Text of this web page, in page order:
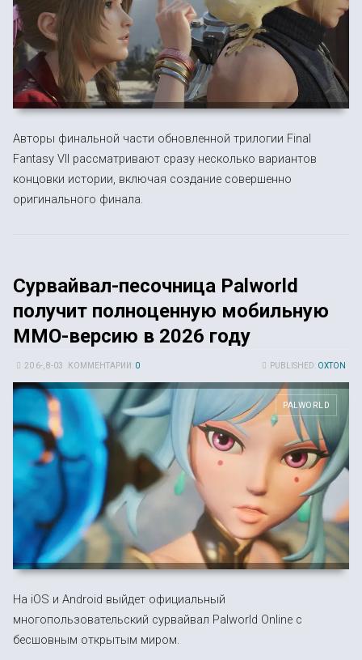
Авторы финальной части обновленной трилогии Final
Fantasy VII рассматривают сразу несколько вариантов
концовки истории, включая создание совершенно
оригинального финала.
Сурвайвал-песочница Palworld
получит полноценную мобильную
MMO-версию в 2026 году
PUBLISHED: OXTON
20 6-, 8-03 КОММЕНТАРИИ: 0
PALWORLD
На iOS и Android выйдет официальный
многопользовательский сурвайвал Palworld Online с
бесшовным открытым миром.